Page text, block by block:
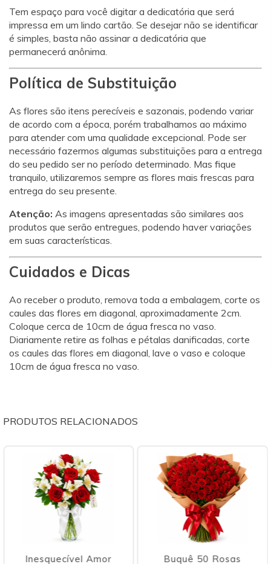
Tem espaço para você digitar a dedicatória que será
impressa em um lindo cartão. Se desejar não se identificar
é simples, basta não assinar a dedicatória que
permanecerá anônima.
Política de Substituição
As flores são itens perecíveis e sazonais, podendo variar
de acordo com a época, porém trabalhamos ao máximo
para atender com uma qualidade excepcional. Pode ser
necessário fazermos algumas substituições para a entrega
do seu pedido ser no período determinado. Mas fique
tranquilo, utilizaremos sempre as flores mais frescas para
entrega do seu presente.
Atenção: As imagens apresentadas são similares aos
produtos que serão entregues, podendo haver variações
em suas características.
Cuidados e Dicas
Ao receber o produto, remova toda a embalagem, corte os
caules das flores em diagonal, aproximadamente 2cm.
Coloque cerca de 10cm de água fresca no vaso.
Diariamente retire as folhas e pétalas danificadas, corte
os caules das flores em diagonal, lave o vaso e coloque
10cm de água fresca no vaso.
PRODUTOS RELACIONADOS
Inesquecível Amor
Buquê 50 Rosas